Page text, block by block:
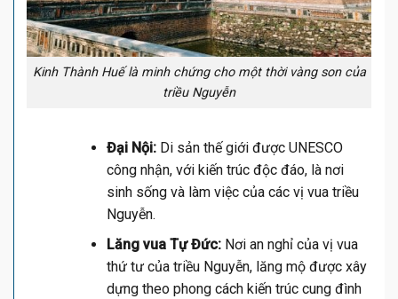
Kinh Thành Huế là minh chứng cho một thời vàng son của
triều Nguyễn
Đại Nội:Di sản thế giới được UNESCO
công nhận, với kiến trúc độc đáo, là nơi
sinh sống và làm việc của các vị vua triều
Nguyễn.
Lăng vua Tự Đức:Nơi an nghỉ của vị vua
thứ tư của triều Nguyễn, lăng mộ được xây
dựng theo phong cách kiến trúc cung đình